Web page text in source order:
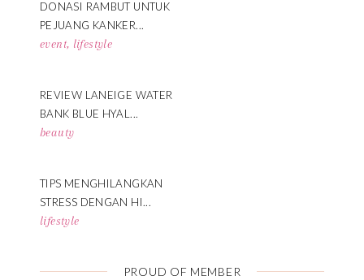
DONASI RAMBUT UNTUK
PEJUANG KANKER...
event, lifestyle
REVIEW LANEIGE WATER
BANK BLUE HYAL...
beauty
TIPS MENGHILANGKAN
STRESS DENGAN HI...
lifestyle
PROUD OF MEMBER